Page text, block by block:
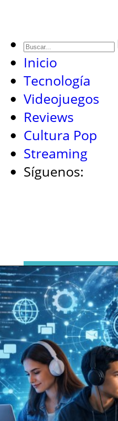
Inicio
Tecnología
Videojuegos
Reviews
Cultura Pop
Streaming
Síguenos: